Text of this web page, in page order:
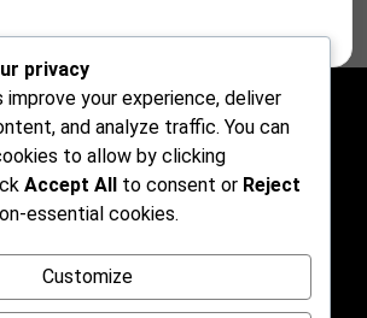
privacy
improve your experience, deliver
and analyze traffic. You can
to allow by clicking
Accept All to consent or Reject
essential cookies.
Customize